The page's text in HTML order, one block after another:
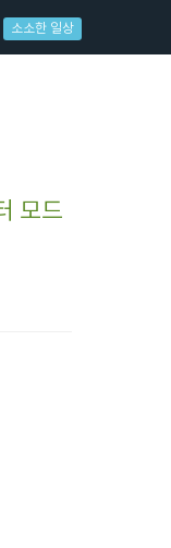
소소한 일상
모드